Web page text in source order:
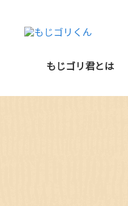
もじゴリ君とは